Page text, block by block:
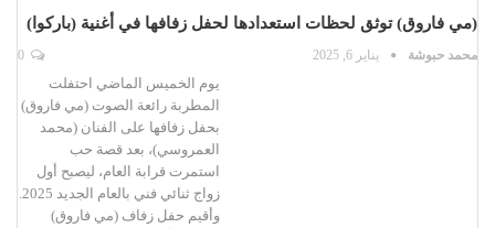
(مي فاروق) توثق لحظات استعدادها لحفل زفافها في أغنية (باركوا)
محمد حبوشة يناير 6, 2025
يوم الخميس الماضي احتفلت
المطربة رائعة الصوت (مي فاروق)
بحفل زفافها على الفنان (محمد
العمروسي)، بعد قصة حب
استمرت قرابة العام، ليصبح أول
زواج ثنائي فني بالعام الجديد 2025.
وأقيم حفل زفاف (مي فاروق)